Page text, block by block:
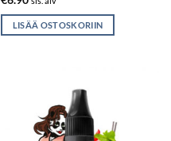
LISÄÄ OSTOSKORIIN